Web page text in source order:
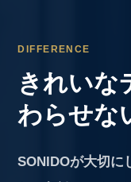
DIFFERENCE
きれいな
わらせな
SONIDOが大切に